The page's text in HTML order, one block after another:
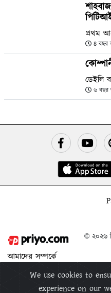
প্রথম
৪ বছর
ডেইলি
৬ বছর
© ২০২৬
আমাদের সম্পর্কে
বিজ্ঞাপন দিন
We use cookies to
experience on our